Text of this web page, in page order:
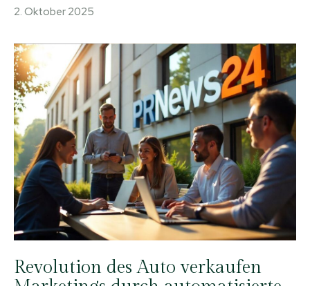
2. Oktober 2025
Revolution des Auto verkaufen